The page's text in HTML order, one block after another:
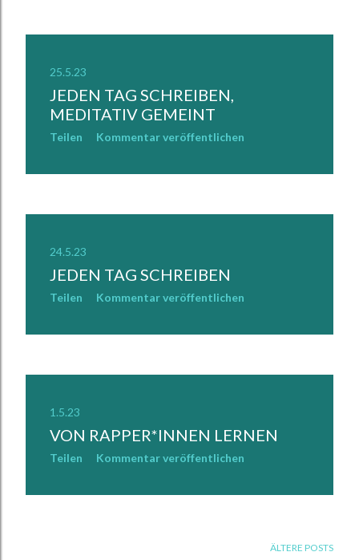
25.5.23
JEDEN TAG SCHREIBEN,
MEDITATIV GEMEINT
Teilen Kommentar veröffentlichen
24.5.23
JEDEN TAG SCHREIBEN
Teilen Kommentar veröffentlichen
1.5.23
VON RAPPER*INNEN LERNEN
Teilen Kommentar veröffentlichen
ÄLTERE POSTS